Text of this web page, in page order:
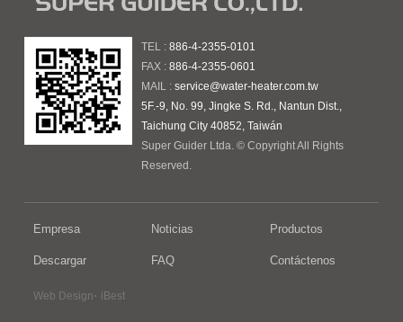
TEL :886-4-2355-0101
FAX :886-4-2355-0601
MAIL :service@water-heater.com.tw
5F.-9, No. 99, Jingke S. Rd., Nantun Dist.,
Taichung City 40852, Taiwán
Super Guider Ltda. © Copyright All Rights
Reserved.
Empresa Noticias Productos
Descargar FAQ Contáctenos
Web Design‧ iBest